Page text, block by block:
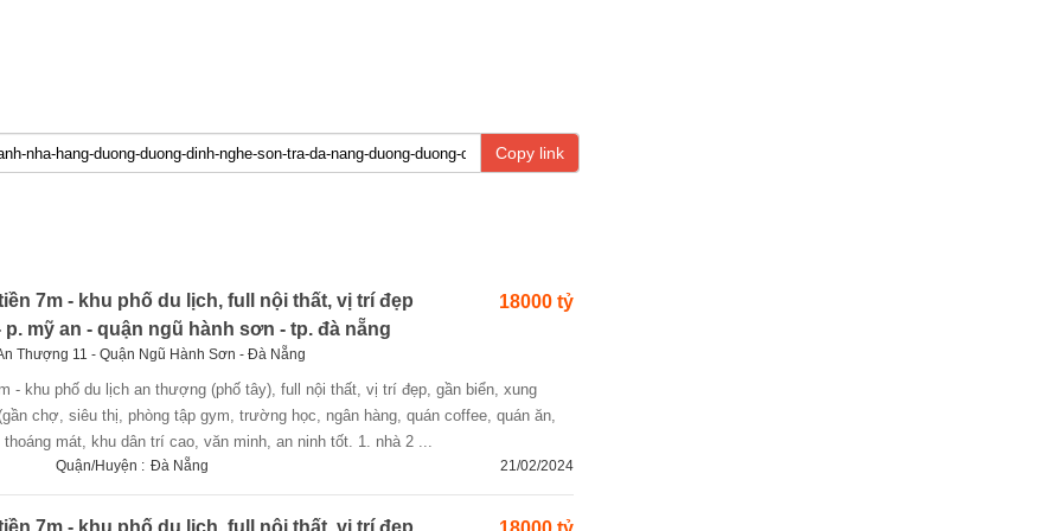
Copy link
18000 tỷ
7m - khu phố du lịch, full nội thất, vị trí đẹp
mỹ an - quận ngũ hành sơn - tp. đà nẵng
Thượng 11 - Quận Ngũ Hành Sơn - Đà Nẵng
chợ, siêu thị, phòng tập gym, trường học, ngân hàng, quán coffee, quán ăn,
mát, khu dân trí cao, văn minh, an ninh tốt. 1. nhà 2 ...
Quận/Huyện : Đà Nẵng 21/02/2024
7m - khu phố du lịch, full nội thất, vị trí đẹp